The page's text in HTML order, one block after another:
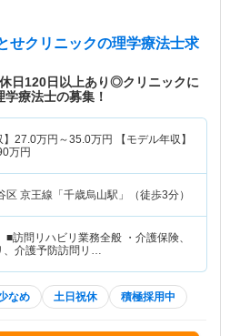
せクリニックの理学療法士求
日120日以上あり◎クリニックに
療法士の募集！
27.0万円～35.0万円 【モデル年収】
万円
区 京王線「千歳烏山駅」（徒歩3分）
■訪問リハビリ業務全般 ・介護保険、
介護予防訪問リ…
なめ 土日祝休 積極採用中